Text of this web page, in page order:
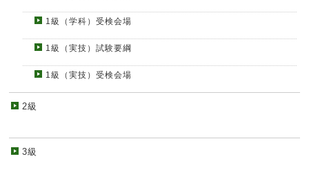
1級（学科）受検会場
1級（実技）試験要綱
1級（実技）受検会場
2級
3級